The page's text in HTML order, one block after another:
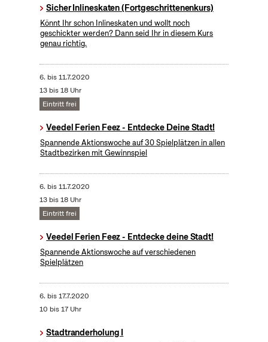
Sicher Inlineskaten (Fortgeschrittenenkurs)
Könnt Ihr schon Inlineskaten und wollt noch
geschickter werden? Dann seid Ihr in diesem Kurs
genau richtig.
6. bis11.7.2020
13 bis 18 Uhr
Eintritt frei
Veedel Ferien Feez - Entdecke Deine Stadt!
Spannende Aktionswoche auf 30 Spielplätzen in allen
Stadtbezirken mit Gewinnspiel
6. bis11.7.2020
13 bis 18 Uhr
Eintritt frei
Veedel Ferien Feez - Entdecke deine Stadt!
Spannende Aktionswoche auf verschiedenen
Spielplätzen
6. bis17.7.2020
10 bis 17 Uhr
Stadtranderholung I